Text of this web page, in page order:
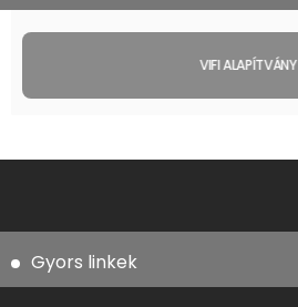
VIFI ALAPÍTVÁNY
Gyors linkek